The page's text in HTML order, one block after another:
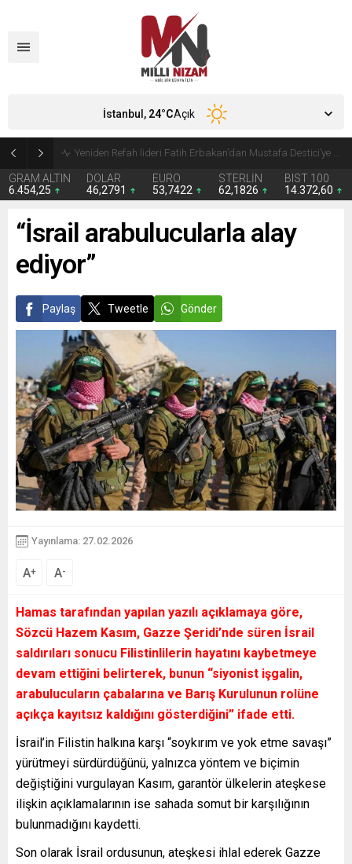
Kira giderleri ilk kez gıdayı geride bıraktı
GRAM ALTIN
6.454,25
DOLAR
46,2791
EURO
53,7422
STERLİN
62,1826
BIST 100
14.372,60
İstanbul, 24°CAçık
“İsrail arabulucularla alay
ediyor”
Paylaş Tweetle Gönder
Yayınlama: 27.02.2026
A+ A-
Hamas tarafından yapılan yazılı açıklamaya göre,
Sözcü Hazem Kasım, Gazze Şeridi’nde süren İsrail
saldırıları sonucu Filistinlilerin hayatını kaybetmeye
devam ettiğini belirterek, bunun “siyonist işgalin,
arabulucuların çabalarına ve Barış Kurulunun rolüne
açıkça kayıtsız kaldığını gösterdiğini” ifade etti.
İsrail’in Filistin halkına karşı “soykırım ve yok etme savaşı”
yürütmeyi sürdürdüğünü, yalnızca yöntem ve biçimin
değiştiğini vurgulayan Kasım, garantör ülkelerin ateşkese
ilişkin açıklamalarının ise sahada somut bir karşılığının
bulunmadığını kaydetti.
Son olarak İsrail ordusunun, ateşkesi ihlal ederek Gazze